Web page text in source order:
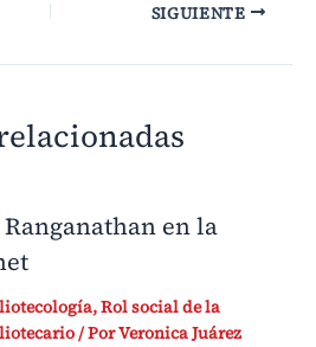
SIGUIENTE
Ranganathan en la
,Rol social de la
/ PorVeronica Juárez